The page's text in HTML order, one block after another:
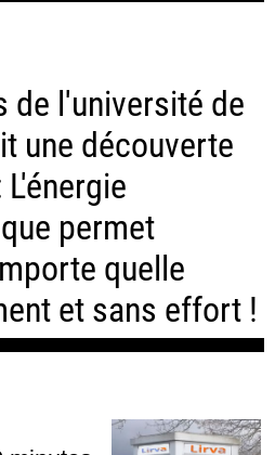
de l'université de
une découverte
permet
quelle
et sans effort !